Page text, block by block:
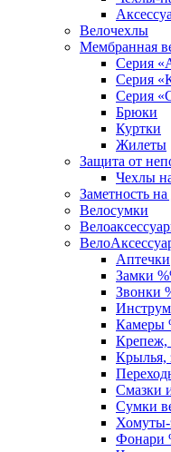
Велочехлы
Мембранная
Серия
Серия
Серия
Брюки
Куртки
Жилеты
Защита от
Чехлы
Заметность на
Велосумки
Аптечки
Замки
Звонки
Камеры
Крепеж,
Крылья,
Смазки
Сумки
Хомуты-
Фонари